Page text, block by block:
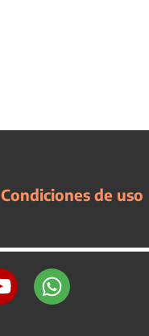
Condiciones de uso